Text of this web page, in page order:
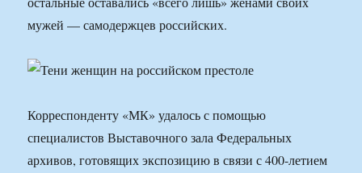
мужей — самодержцев российских.
Корреспонденту «МК» удалось с помощью
специалистов Выставочного зала Федеральных
архивов, готовящих экспозицию в связи с 400-летием